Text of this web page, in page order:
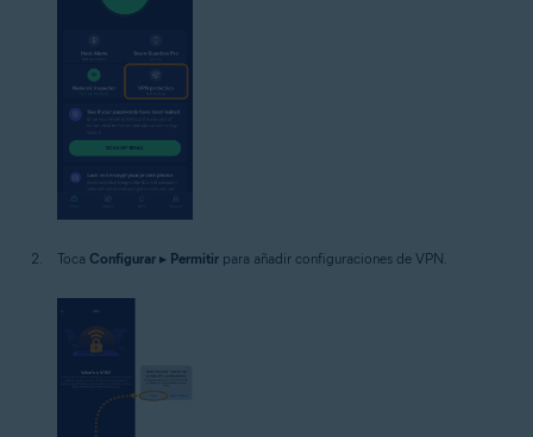
Toca Configurar ▸ Permitir para añadir configuraciones de VPN.